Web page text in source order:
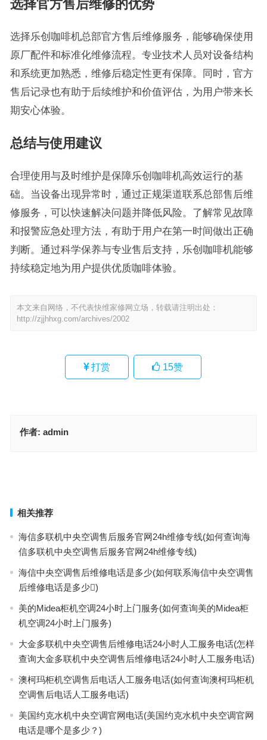
选择官方售后维修的优势
选择乐创咖啡机总部官方售后维修服务，能够确保使用
原厂配件和标准化维修流程。专业技术人员对设备结构
和系统更加熟悉，维修后稳定性更有保障。同时，官方
售后记录也有助于后续维护和价值评估，为用户带来长
期安心体验。
总结与使用建议
合理使用与及时维护是保障乐创咖啡机高效运行的基
础。当设备出现异常时，通过正规渠道联系总部售后维
修服务，可以快速解决问题并降低风险。了解常见故障
和报警应急处理方法，有助于用户在第一时间做出正确
判断。通过科学保养与专业售后支持，乐创咖啡机能够
持续稳定地为用户提供优质咖啡体验。
本文来自网络，不代表快维家修网立场，转载请注明出处：
http://zjjhhxg.com/archives/2002
打赏 15赞
作者: admin
相关推荐
海信多联机中央空调售后服务官网24h维修专线(如何查询海
信多联机中央空调售后服务官网24h维修专线)
海信中央空调售后维修电话是多少(如何联系海信中央空调售
后维修电话是多少)
美的Midea柜机空调24小时上门服务(如何查询美的Midea柜
机空调24小时上门服务)
大金多联机中央空调售后维修电话24小时人工服务电话(怎样
查询大金多联机中央空调售后维修电话24小时人工服务电话)
澳柯玛柜机空调售后电话人工服务电话(如何查询澳柯玛柜机
空调售后电话人工服务电话)
美国约克水机中央空调官网电话(美国约克水机中央空调官网
电话是哪个是多少？)